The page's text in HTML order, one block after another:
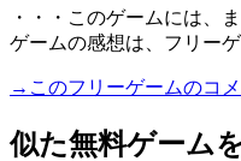
・・・このゲームには、
ゲームの感想は、フリー
→このフリーゲームのコ
似た無料ゲーム